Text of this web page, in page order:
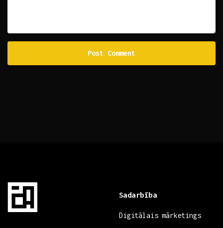
Sadarbība
Digitālais mārketings